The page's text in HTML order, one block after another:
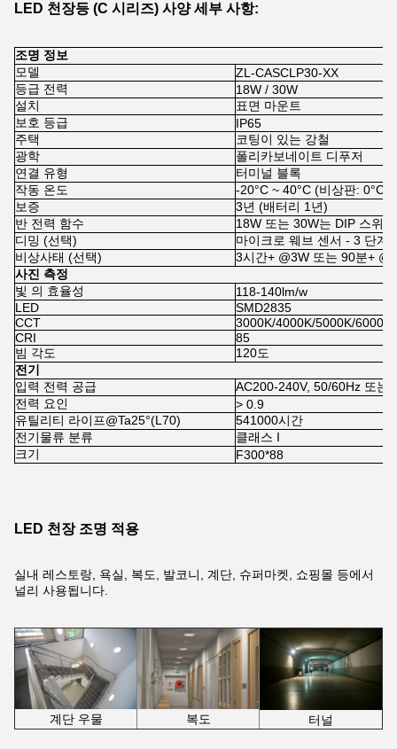
LED 천장등 (C 시리즈) 사양 세부 사항:
조명 정보
모델
ZL-CASCLP30-XX
등급 전력
18W / 30W
설치
표면 마운트
보호 등급
IP65
주택
코팅이 있는 강철
광학
폴리카보네이트 디푸저
연결 유형
터미널 블록
작동 온도
-20°C ~ 40°C (비상판: 0°C
보증
3년 (배터리 1년)
반 전력 함수
18W 또는 30W는 DIP 스위
디밍 (선택)
마이크로 웨브 센서 - 3 단계
비상사태 (선택)
3시간+ @3W 또는 90분+
사진 측정
빛 의 효율성
118-140lm/w
LED
SMD2835
CCT
3000K/4000K/5000K/6000K
CRI
85
빔 각도
120도
전기
입력 전력 공급
AC200-240V, 50/60Hz 또는
전력 요인
> 0.9
유틸리티 라이프@Ta25°(L70)
541000시간
전기물류 분류
클래스 I
크기
F300*88
LED 천장 조명 적용
실내 레스토랑, 욕실, 복도, 발코니, 계단, 슈퍼마켓, 쇼핑몰 등에서
널리 사용됩니다.
계단 우물 복도 터널